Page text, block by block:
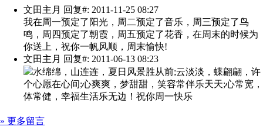
文田主月 回复#: 2011-11-25 08:27
我在周一预定了阳光，周二预定了音乐，周三预定了鸟
鸣，周四预定了朝霞，周五预定了花香，在周末的时候为
你送上，祝你一帆风顺，周末愉快!
文田主月 回复#: 2011-06-13 08:23
水绵绵，山连连，夏日风景胜从前;云淡淡，蝶翩翩，许
个心愿在心间;心爽爽，梦甜甜，笑容常伴乐天天;心常宽，
体常健，幸福生活乐无边！祝你周一快乐
» 更多留言